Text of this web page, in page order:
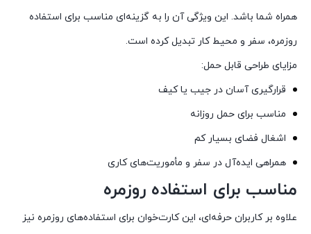
همراه شما باشد. این ویژگی آن را به گزینه‌ای مناسب برای استفاده
روزمره، سفر و محیط کار تبدیل کرده است.
مزایای طراحی قابل حمل:
قرارگیری آسان در جیب یا کیف
مناسب برای حمل روزانه
اشغال فضای بسیار کم
همراهی ایده‌آل در سفر و مأموریت‌های کاری
مناسب برای استفاده روزمره
علاوه بر کاربران حرفه‌ای، این کارت‌خوان برای استفاده‌های روزمره نیز